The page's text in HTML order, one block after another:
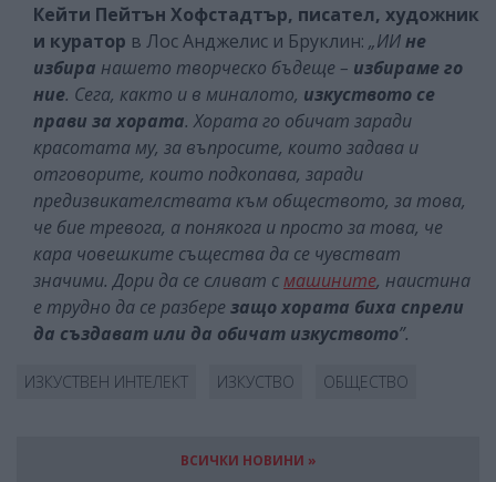
Кейти Пейтън Хофстадтър, писател, художник
и куратор в Лос Анджелис и Бруклин: „ИИне
избира нашето творческо бъдеще – избираме го
ние. Сега, както и в миналото, изкуството се
прави за хората. Хората го обичат заради
красотата му, за въпросите, които задава и
отговорите, които подкопава, заради
предизвикателствата към обществото, за това,
че бие тревога, а понякога и просто за това, че
кара човешките същества да се чувстват
значими. Дори да се сливат смашините, наистина
е трудно да се разбере защо хората биха спрели
да създават или да обичат изкуството”.
ИЗКУСТВЕН ИНТЕЛЕКТ ИЗКУСТВО ОБЩЕСТВО
ВСИЧКИ НОВИНИ »